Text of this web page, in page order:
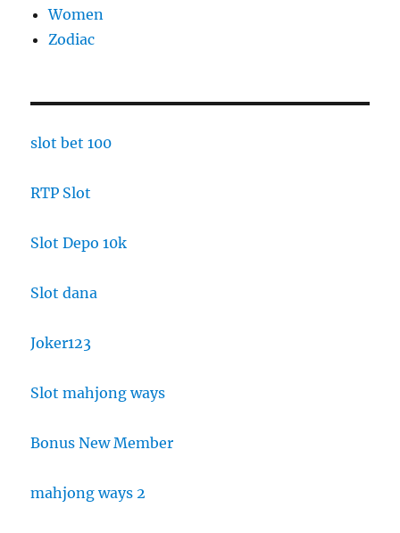
Women
Zodiac
slot bet 100
RTP Slot
Slot Depo 10k
Slot dana
Joker123
Slot mahjong ways
Bonus New Member
mahjong ways 2